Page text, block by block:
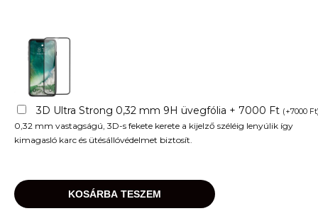
3D Ultra Strong 0,32 mm 9H üvegfólia + 7000 Ft (+7000 Ft
0,32 mm vastagságú, 3D-s fekete kerete a kijelző széléig lenyúlik így
kimagasló karc és ütésállóvédelmet biztosít.
KOSÁRBA TESZEM